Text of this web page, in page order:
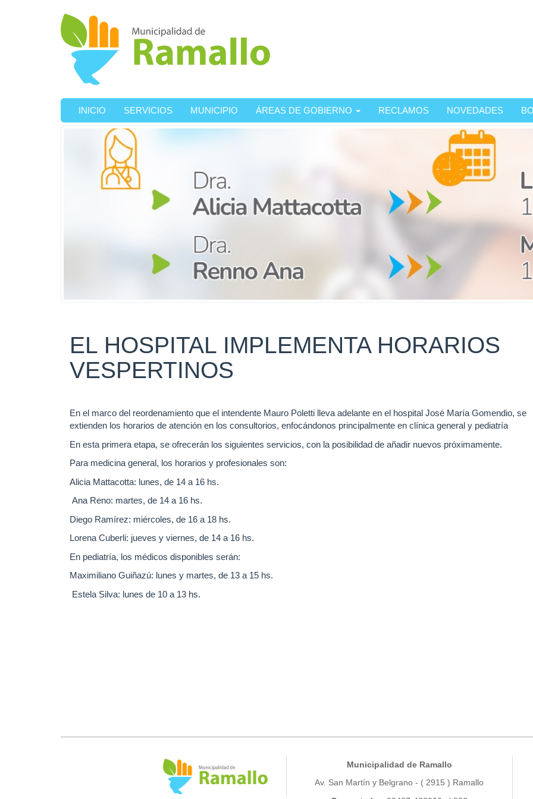
INICIO SERVICIOS MUNICIPIO ÁREAS DE GOBIERNO RECLAMOS NOVEDADES
EL HOSPITAL IMPLEMENTA HORARIOS
VESPERTINOS
En el marco del reordenamiento que el intendente Mauro Poletti lleva adelante en el hospital José María Gomendio, se
extienden los horarios de atención en los consultorios, enfocándonos principalmente en clínica general y pediatría
En esta primera etapa, se ofrecerán los siguientes servicios, con la posibilidad de añadir nuevos próximamente.
Para medicina general, los horarios y profesionales son:
Alicia Mattacotta: lunes, de 14 a 16 hs.
Ana Reno: martes, de 14 a 16 hs.
Diego Ramírez: miércoles, de 16 a 18 hs.
Lorena Cuberli: jueves y viernes, de 14 a 16 hs.
En pediatría, los médicos disponibles serán:
Maximiliano Guiñazú: lunes y martes, de 13 a 15 hs.
Estela Silva: lunes de 10 a 13 hs.
Municipalidad de Ramallo
Av. San Martín y Belgrano - ( 2915 ) Ramallo